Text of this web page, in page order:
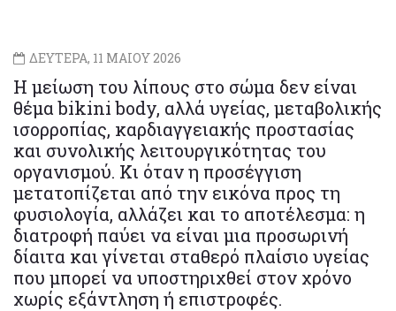
ΔΕΥΤΕΡΑ, 11 ΜΑΙΟΥ 2026
Η μείωση του λίπους στο σώμα δεν είναι
θέμα bikini body, αλλά υγείας, μεταβολικής
ισορροπίας, καρδιαγγειακής προστασίας
και συνολικής λειτουργικότητας του
οργανισμού. Κι όταν η προσέγγιση
μετατοπίζεται από την εικόνα προς τη
φυσιολογία, αλλάζει και το αποτέλεσμα: η
διατροφή παύει να είναι μια προσωρινή
δίαιτα και γίνεται σταθερό πλαίσιο υγείας
που μπορεί να υποστηριχθεί στον χρόνο
χωρίς εξάντληση ή επιστροφές.